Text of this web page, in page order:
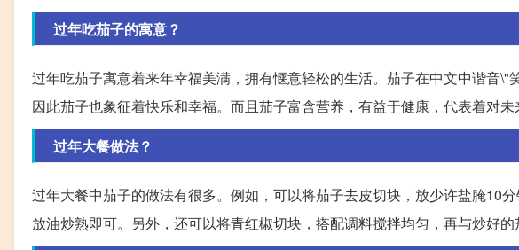
过年吃茄子的寓意？
过年吃茄子寓意着来年幸福美满，拥有惬意轻松的生活。茄子在中文中谐音\"
因此茄子也象征着快乐和幸福。而且茄子富含营养，有益于健康，代表着对未
过年大餐做法？
过年大餐中茄子的做法有很多。例如，可以将茄子去皮切块，放少许盐腌10
放油炒熟即可。另外，还可以将青红椒切块，搭配调料搅拌均匀，再与炒好